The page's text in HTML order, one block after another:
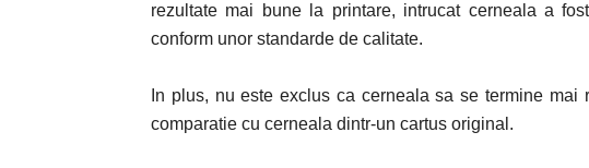
rezultate mai bune la printare, intrucat cerneala a
conform unor standarde de calitate.
In plus, nu este exclus ca cerneala sa se termine
comparatie cu cerneala dintr-un cartus original.